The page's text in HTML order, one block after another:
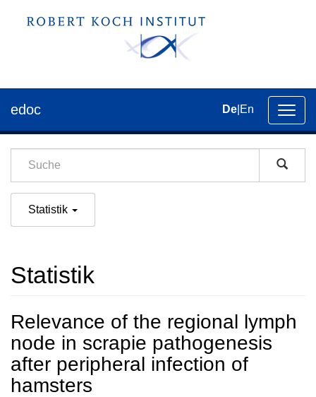
der
edoc De En
Statistik
Statistik
Relevance of the regional lymph
node in scrapie pathogenesis
after peripheral infection of
hamsters